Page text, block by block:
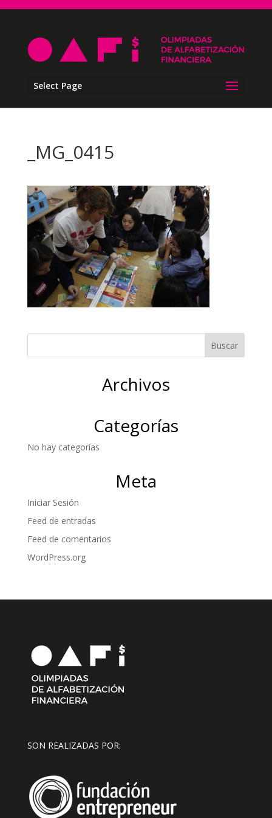
Select Page
_MG_0415
Archivos
Categorías
No hay categorías
Meta
Iniciar Sesión
Feed de entradas
Feed de comentarios
WordPress.org
SON REALIZADAS POR: